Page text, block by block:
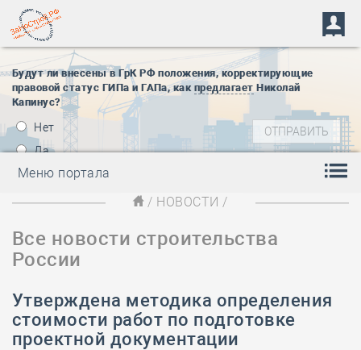
Будут ли внесены в ГрК РФ положения, корректирующие
правовой статус ГИПа и ГАПа, как предлагает Николай
Капинус?
Нет
Да
Меню портала
/ НОВОСТИ /
Все новости строительства
России
Утверждена методика определения
стоимости работ по подготовке
проектной документации